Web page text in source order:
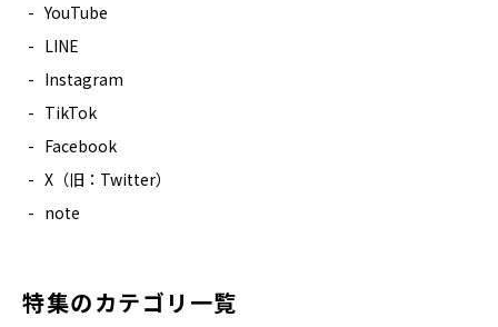
YouTube
LINE
Instagram
TikTok
Facebook
X（旧：Twitter）
note
特集のカテゴリ一覧